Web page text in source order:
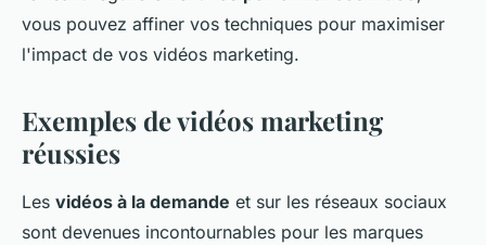
vous pouvez affiner vos techniques pour maximiser
l'impact de vos vidéos marketing.
Exemples de vidéos marketing
réussies
Les vidéos à la demande et sur les réseaux sociaux
sont devenues incontournables pour les marques